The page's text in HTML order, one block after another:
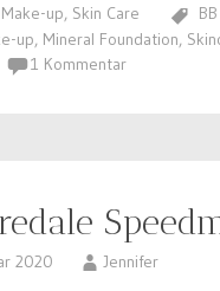
Make-up, Skin Care
up, Mineral Foundation,
1 Kommentar
2020 Jennifer